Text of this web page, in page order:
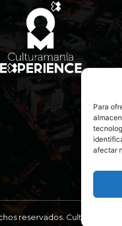
Para
afectar
reservados. Culturamanía